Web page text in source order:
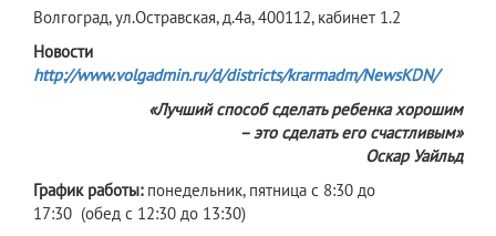
Волгоград, ул.Остравская, д.4а, 400112, кабинет 1.2
Новости
http://www.volgadmin.ru/d/districts/krarmadm/NewsKDN/
«Лучший способ сделать ребенка хорошим
– это сделать его счастливым»
Оскар Уайльд
График работы: понедельник, пятница с 8:30 до
17:30 (обед с 12:30 до 13:30)